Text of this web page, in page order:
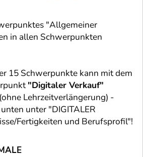
"Allgemeiner
in allen Schwerpunkten
15 Schwerpunkte kann mit dem
"Digitaler Verkauf"
Lehrzeitverlängerung) -
unter "DIGITALER
Fertigkeiten und Berufsprofil"!